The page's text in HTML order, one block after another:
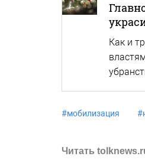
Как и
#мобилизация #
Читать